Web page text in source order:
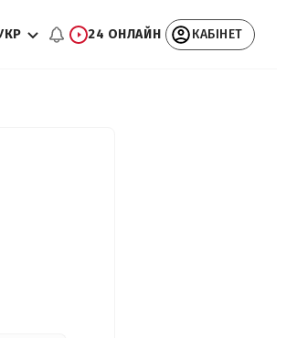
24 ОНЛАЙН КАБІНЕТ